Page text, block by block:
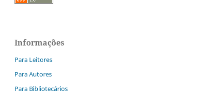
Informações
Para Leitores
Para Autores
Para Bibliotecários